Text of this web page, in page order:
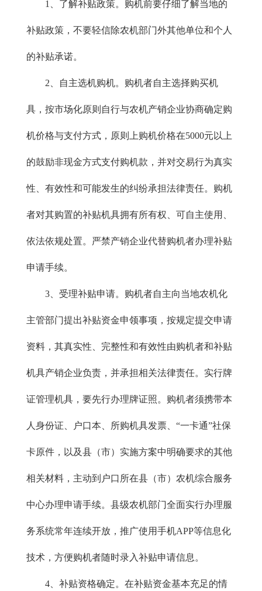
1、了解补贴政策。购机前要仔细了解当地的
补贴政策，不要轻信除农机部门外其他单位和个人
的补贴承诺。
2、自主选机购机。购机者自主选择购买机
具，按市场化原则自行与农机产销企业协商确定购
机价格与支付方式，原则上购机价格在5000元以上
的鼓励非现金方式支付购机款，并对交易行为真实
性、有效性和可能发生的纠纷承担法律责任。购机
者对其购置的补贴机具拥有所有权、可自主使用、
依法依规处置。严禁产销企业代替购机者办理补贴
申请手续。
3、受理补贴申请。购机者自主向当地农机化
主管部门提出补贴资金申领事项，按规定提交申请
资料，其真实性、完整性和有效性由购机者和补贴
机具产销企业负责，并承担相关法律责任。实行牌
证管理机具，要先行办理牌证照。购机者须携带本
人身份证、户口本、所购机具发票、“一卡通”社保
卡原件，以及县（市）实施方案中明确要求的其他
相关材料，主动到户口所在县（市）农机综合服务
中心办理申请手续。县级农机部门全面实行办理服
务系统常年连续开放，推广使用手机APP等信息化
技术，方便购机者随时录入补贴申请信息。
4、补贴资格确定。在补贴资金基本充足的情